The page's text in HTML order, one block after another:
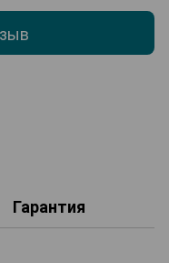
Гарантия